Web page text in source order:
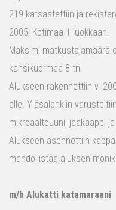
219 katsastettiin ja
2005, Kotimaa 1-luokkaan.
Maksimi matkustajamäärä
kansikuormaa 8 tn.
Alukseen rakennettiin v.
alle. Yläsalonkiin
mikroaaltouuni, jääkaappi
Alukseen asennettiin
mahdollistaa aluksen
m/b Alukatti katamaraani